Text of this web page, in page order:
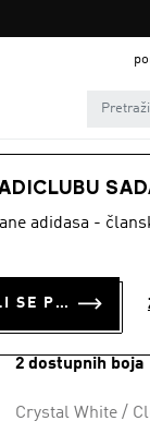
adidasa -
PRIJAVI SE ILI SE PRIDRUŽI SADA
MODNE MARKE
€ 100.00
2 dostupnih boja
Crystal White /